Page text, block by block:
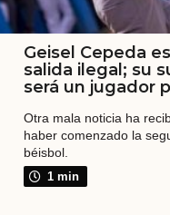
Geisel Cepeda
salida ilegal; su
será un jugador
Otra mala noticia ha
haber comenzado la
béisbol.
1 min